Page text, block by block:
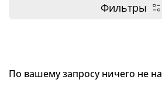
Фильтры
По вашему запросу ничего не